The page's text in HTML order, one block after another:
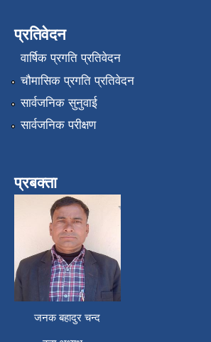
प्रतिवेदन
वार्षिक प्रगति प्रतिवेदन
चौमासिक प्रगति प्रतिवेदन
सार्वजनिक सुनुवाई
सार्वजनिक परीक्षण
प्रबक्ता
जनक बहादुर चन्द